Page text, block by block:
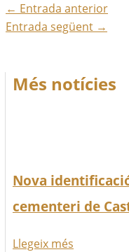
← Entrada anterior
Entrada següent →
Més notícies
Nova
cementeri de
Llegeix més